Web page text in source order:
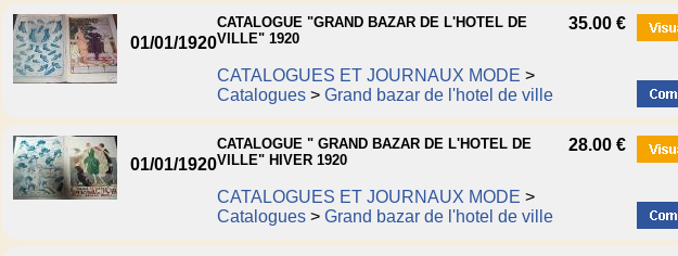
01/01/1920
CATALOGUE "GRAND BAZAR DE L'HOTEL DE
VILLE" 1920
CATALOGUES ET JOURNAUX MODE >
Catalogues> Grand bazar de l'hotel de ville
35.00 €
01/01/1920
CATALOGUE " GRAND BAZAR DE L'HOTEL DE
VILLE" HIVER 1920
CATALOGUES ET JOURNAUX MODE >
Catalogues> Grand bazar de l'hotel de ville
28.00 €